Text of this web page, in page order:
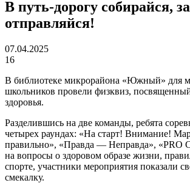
В путь-дорогу собирайся,
отправляйся!
07.04.2025
16
В библиотеке микрорайона «Южный» для
школьников провели физквиз,
здоровья.
Разделившись на две команды, ребята
четырех раундах: «На старт! Внимание!
правильно», «Правда — Неправда», «PRO
на вопросы о здоровом образе жизни,
спорте, участники мероприятия показали
смекалку.